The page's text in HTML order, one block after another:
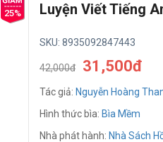
25% Luyện Viết Tiếng
SKU: 8935092847443
42,000đ 31,500đ
Tác giả: Nguyễn Hoàng
Hình thức bìa: Bìa Mềm
Nhà phát hành: Nhà Sách